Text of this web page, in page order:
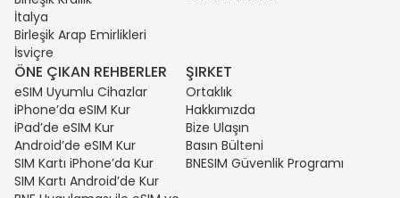
İtalya
Birleşik Arap Emirlikleri
İsviçre
ÖNE ÇIKAN REHBERLER
eSIM Uyumlu Cihazlar
iPhone’da eSIM Kur
iPad’de eSIM Kur
Android’de eSIM Kur
SIM Kartı iPhone’da Kur
SIM Kartı Android’de Kur
ŞIRKET
Ortaklık
Hakkımızda
Bize Ulaşın
Basın Bülteni
BNESIM Güvenlik Programı